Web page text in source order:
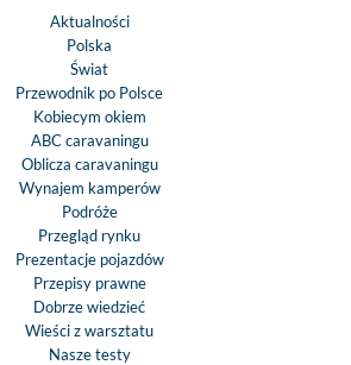
Aktualności
Polska
Świat
Przewodnik po Polsce
Kobiecym okiem
ABC caravaningu
Oblicza caravaningu
Wynajem kamperów
Podróże
Przegląd rynku
Prezentacje pojazdów
Przepisy prawne
Dobrze wiedzieć
Wieści z warsztatu
Nasze testy